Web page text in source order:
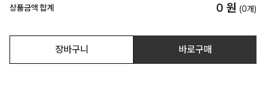
상품금액 합계 0 원 (0개)
장바구니 바로구매